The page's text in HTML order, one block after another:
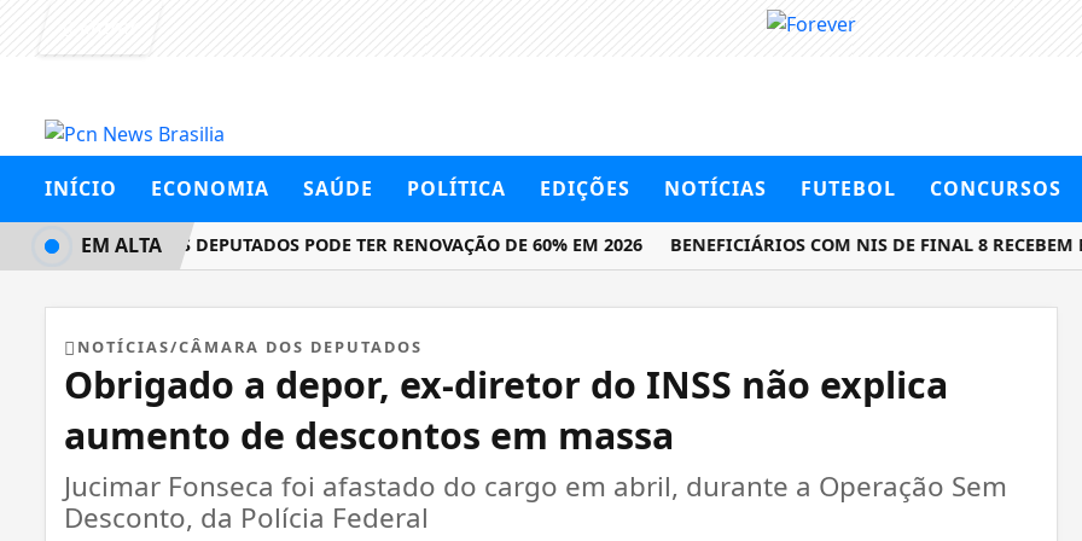
INÍCIO ECONOMIA SAÚDE POLÍTICA EDIÇÕES NOTÍCIAS FUTEBOL CONCURSOS
CÂMARA DOS DEPUTADOS PODE TER RENOVAÇÃO DE 60% EM 2026 BENEFICIÁRIOS COM NIS DE FINAL 8 RECEBEM
EM ALTA
NOTÍCIAS/CÂMARA DOS DEPUTADOS
Obrigado a depor, ex-diretor do INSS não explica
aumento de descontos em massa
Jucimar Fonseca foi afastado do cargo em abril, durante a Operação Sem
Desconto, da Polícia Federal